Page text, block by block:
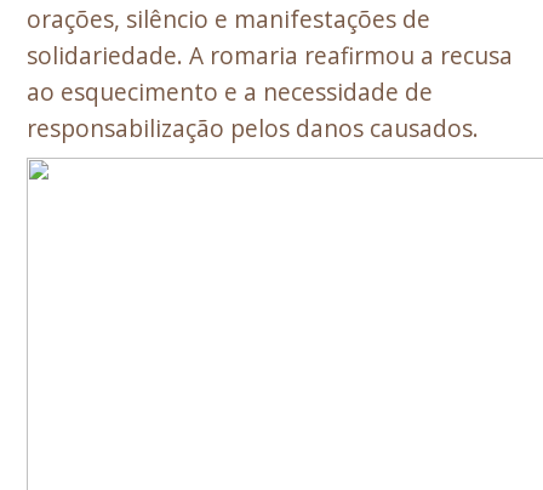
orações, silêncio e manifestações de
solidariedade. A romaria reafirmou a recusa
ao esquecimento e a necessidade de
responsabilização pelos danos causados.